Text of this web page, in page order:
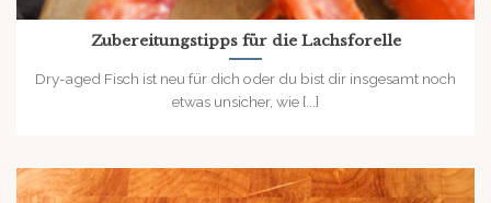
Zubereitungstipps für die Lachsforelle
Dry-aged Fisch ist neu für dich oder du bist dir insgesamt noch
etwas unsicher, wie [...]